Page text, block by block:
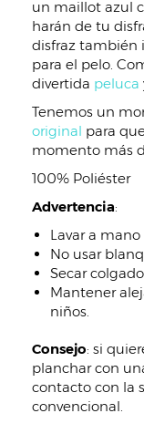
un maillot azul
harán de tu
disfraz también
para el pelo.
divertida peluca
Tenemos un
original para
momento más
100% Poliéster
Advertencia:
Lavar a
No usar
Secar
Mantener
niños.
Consejo: si
planchar con
contacto con la
convencional.